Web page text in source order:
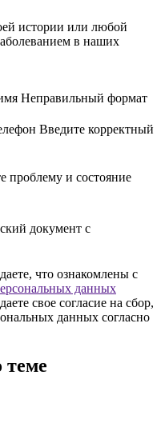
истории или любой
в наших
Неправильный формат
Введите корректный
проблему и состояние
документ с
что ознакомлены с
данных
свое согласие на сбор,
данных согласно
теме